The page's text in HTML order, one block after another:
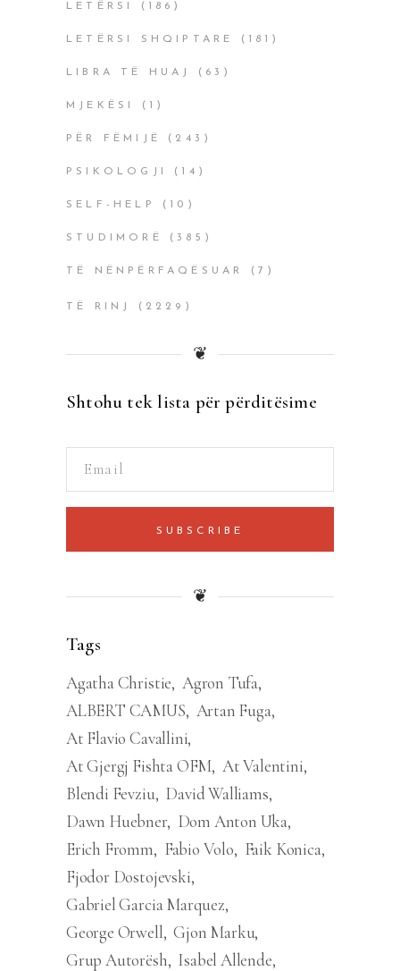
LETËRSI (186)
LETËRSI SHQIPTARE (181)
LIBRA TË HUAJ (63)
MJEKËSI (1)
PËR FËMIJË (243)
PSIKOLOGJI (14)
SELF-HELP (10)
STUDIMORË (385)
TË NËNPËRFAQËSUAR (7)
TË RINJ (2229)
❦
Shtohu tek lista për përditësime
SUBSCRIBE
❦
Tags
Agatha Christie Agron Tufa
ALBERT CAMUS Artan Fuga
At Flavio Cavallini
At Gjergj Fishta OFM At Valentini
Blendi Fevziu David Walliams
Dawn Huebner Dom Anton Uka
Erich Fromm
Fabio Volo
Faik Konica
Fjodor Dostojevski
Gabriel Garcia Marquez
George Orwell Gjon Marku
Grup Autorësh Isabel Allende